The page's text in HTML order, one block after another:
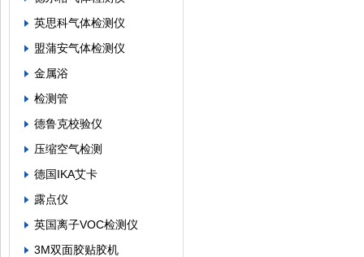
英思科气体检测仪
盟蒲安气体检测仪
金属浴
检测管
德鲁克校验仪
压缩空气检测
德国IKA艾卡
露点仪
英国离子VOC检测仪
3M双面胶贴胶机